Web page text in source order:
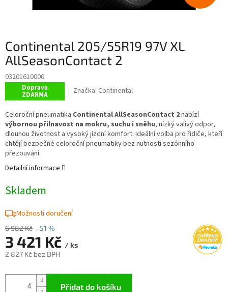
Continental 205/55R19 97V XL
AllSeasonContact 2
03201610000
Doprava
ZDARMA Značka: Continental
6 982 Kč –51 %
3 421 Kč / ks
2 827 Kč bez DPH
Skladem
Možnosti doručení
Přidat do košíku
Celoroční pneumatika Continental AllSeasonContact 2nabízí
výbornou přilnavost na mokru, suchu i sněhu, nízký valivý odpor,
dlouhou životnost a vysoký jízdní komfort. Ideální volba pro řidiče, kteří
chtějí bezpečné celoroční pneumatiky bez nutnosti sezónního
přezouvání.
Detailní informace